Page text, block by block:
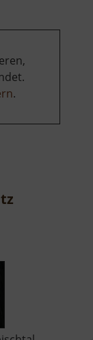
.